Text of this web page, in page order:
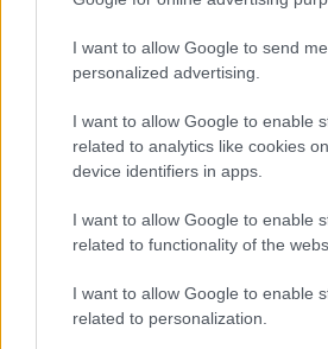
I want to allow Google to send me
personalized advertising.
I want to allow Google to enable
related to analytics like cookies
device identifiers in apps.
I want to allow Google to enable
related to functionality of the
I want to allow Google to enable
related to personalization.
economia e politica del vecchio
gratis alla newsletter di
Paolo Manzo http://
una settimana se vuoi con un
euro l’anno avrai diritto oltre
webinar e dossier di inchiesta